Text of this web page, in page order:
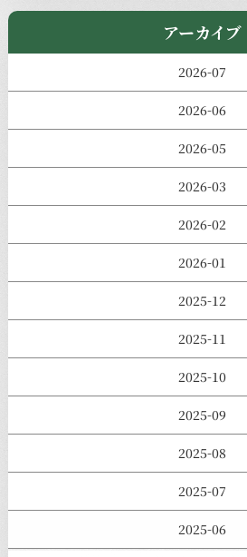
アーカイブ
2026-07
2026-06
2026-05
2026-03
2026-02
2026-01
2025-12
2025-11
2025-10
2025-09
2025-08
2025-07
2025-06